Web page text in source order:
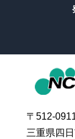
〒512-
三重県四